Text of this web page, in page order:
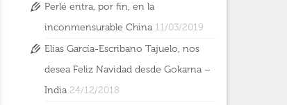
Perlé entra, por fin, en la
inconmensurable China 11/03/2019
Elías García-Escribano Tajuelo, nos
desea Feliz Navidad desde Gokarna –
India 24/12/2018